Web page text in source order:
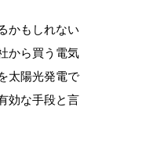
かもしれない
から買う電気
太陽光発電で
効な手段と言